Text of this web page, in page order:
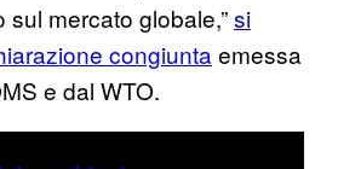
mercato globale,”si
congiunta emessa
e dal WTO.